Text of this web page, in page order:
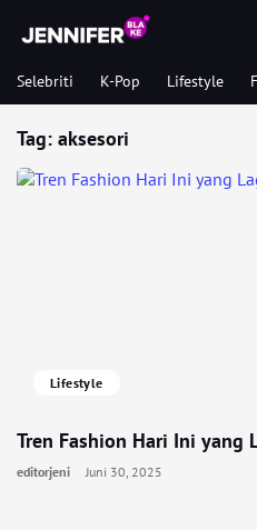
Selebriti K-Pop Lifestyle
Tag: aksesori
Lifestyle
Tren Fashion Hari Ini yang
editorjeni Juni 30, 2025